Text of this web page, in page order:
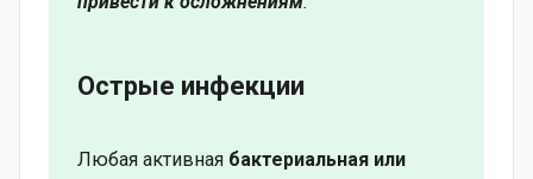
Острые инфекции
Любая активная бактериальная или